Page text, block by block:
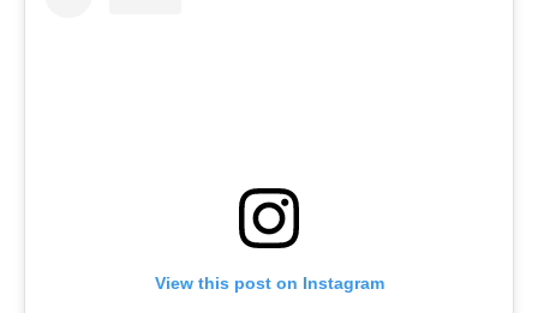
View this post on Instagram